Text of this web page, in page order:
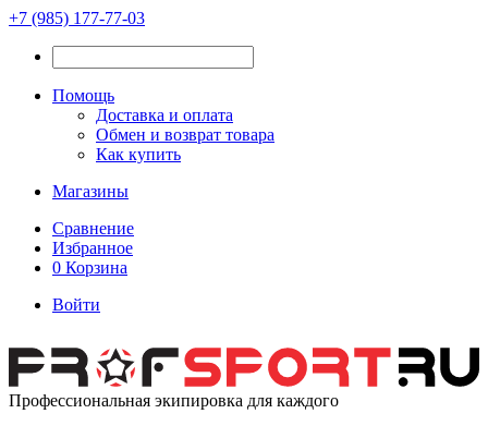
+7 (985) 177-77-03
Помощь
Доставка и оплата
Обмен и возврат товара
Как купить
Магазины
Сравнение
Избранное
0 Корзина
Войти
Профессиональная экипировка для каждого